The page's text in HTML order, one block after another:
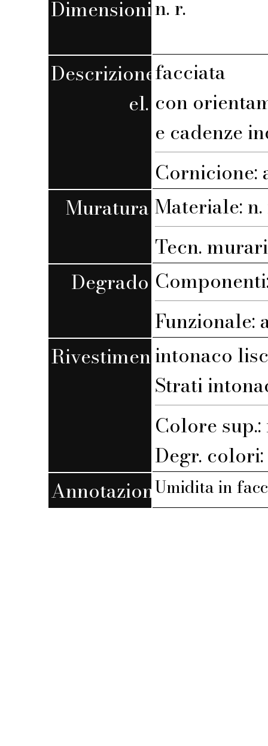
Dimensionin. r.
Descrizione
el.
facciata
con
e cadenze
Cornicione:
Muratura Materiale: n.
Tecn.
Degrado
Funzionale:
Rivestimentointonaco
Strati
Colore
Degr.
AnnotazioniUmidita in